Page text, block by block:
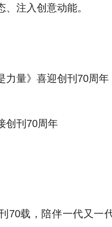
注入创意动能。
力量》喜迎创刊70周
创刊70周年
70载，陪伴一代又一